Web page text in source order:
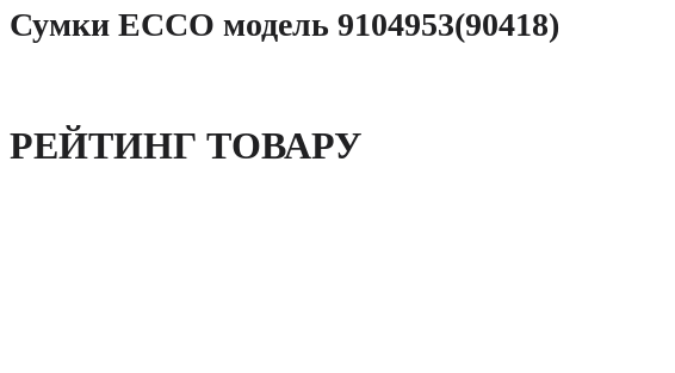
Сумки ECCO модель 9104953(90418)
РЕЙТИНГ ТОВАРУ